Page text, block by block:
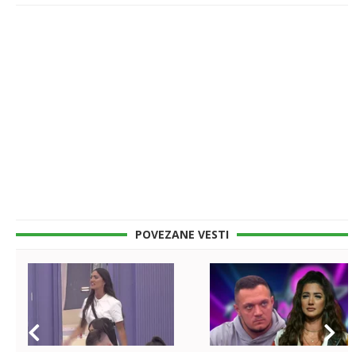
POVEZANE VESTI